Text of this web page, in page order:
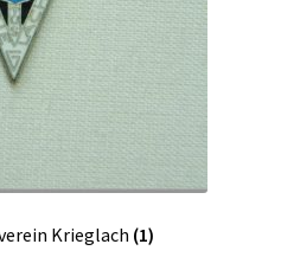
Krieglach (1)